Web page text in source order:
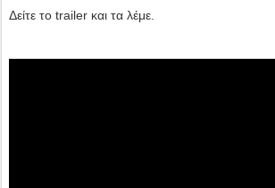
Δείτε το trailer και τα λέμε.